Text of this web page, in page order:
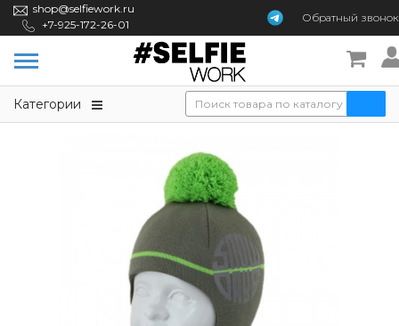
shop@selfiework.ru
+7-925-172-26-01
Обратный звонок
Категории